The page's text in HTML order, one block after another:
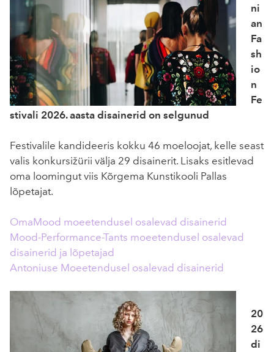
ni
an
Fa
sh
io
n
Fe
stivali 2026. aasta disainerid on selgunud
Festivalile kandideeris kokku 46 moeloojat, kelle seast
valis konkursižürii välja 29 disainerit. Lisaks esitlevad
oma loomingut viis Kõrgema Kunstikooli Pallas
lõpetajat.
OmaMood moeetendusel osalevad disainerid
Mood-Performance-Tants moeetendusel osalevad
disainerid ja lõpetajad
Antoniuse Moeetendusel osalevad disainerid
20
26
di